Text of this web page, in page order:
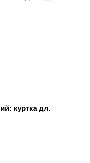
куртка дл.